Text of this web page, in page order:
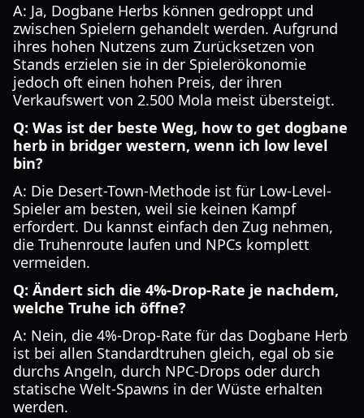
A: Ja, Dogbane Herbs können gedroppt und
zwischen Spielern gehandelt werden. Aufgrund
ihres hohen Nutzens zum Zurücksetzen von
Stands erzielen sie in der Spielerökonomie
jedoch oft einen hohen Preis, der ihren
Verkaufswert von 2.500 Mola meist übersteigt.
Q: Was ist der beste Weg, how to get dogbane
herb in bridger western, wenn ich low level
bin?
A: Die Desert-Town-Methode ist für Low-Level-
Spieler am besten, weil sie keinen Kampf
erfordert. Du kannst einfach den Zug nehmen,
die Truhenroute laufen und NPCs komplett
vermeiden.
Q: Ändert sich die 4%-Drop-Rate je nachdem,
welche Truhe ich öffne?
A: Nein, die 4%-Drop-Rate für das Dogbane Herb
ist bei allen Standardtruhen gleich, egal ob sie
durchs Angeln, durch NPC-Drops oder durch
statische Welt-Spawns in der Wüste erhalten
werden.